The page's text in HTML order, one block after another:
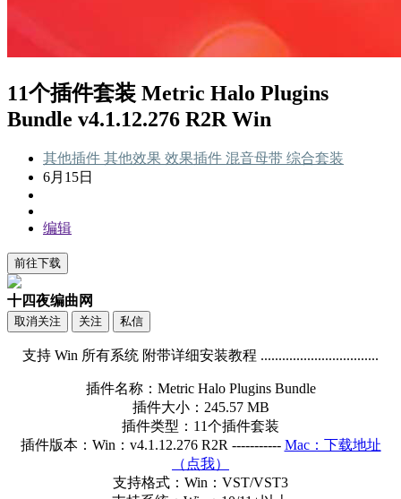
11个插件套装 Metric Halo Plugins
Bundle v4.1.12.276 R2R Win
其他插件 其他效果 效果插件 混音母带 综合套装
6月15日
编辑
前往下载
十四夜编曲网
取消关注 关注 私信
支持 Win 所有系统 附带详细安装教程 .................................
插件名称：Metric Halo Plugins Bundle
插件大小：245.57 MB
插件类型：11个插件套装
插件版本：Win：v4.1.12.276 R2R ----------- Mac：下载地址
（点我）
支持格式：Win：VST/VST3